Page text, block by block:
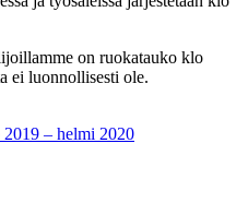
on ruokatauko klo
ei luonnollisesti ole.
2019 – helmi 2020